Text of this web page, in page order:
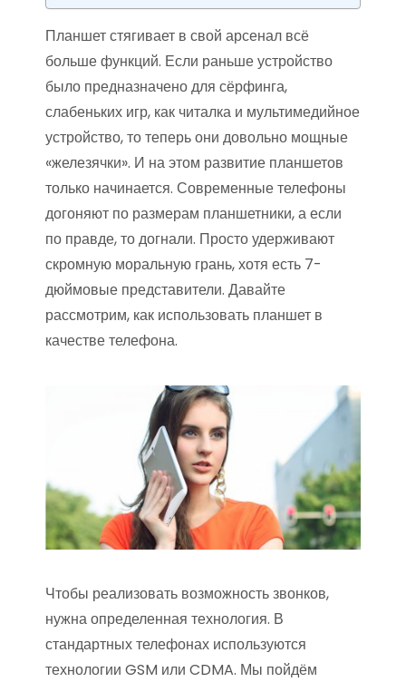
Планшет стягивает в свой арсенал всё
больше функций. Если раньше устройство
было предназначено для сёрфинга,
слабеньких игр, как читалка и мультимедийное
устройство, то теперь они довольно мощные
«железячки». И на этом развитие планшетов
только начинается. Современные телефоны
догоняют по размерам планшетники, а если
по правде, то догнали. Просто удерживают
скромную моральную грань, хотя есть 7-
дюймовые представители. Давайте
рассмотрим, как использовать планшет в
качестве телефона.
Чтобы реализовать возможность звонков,
нужна определенная технология. В
стандартных телефонах используются
технологии GSM или CDMA. Мы пойдём